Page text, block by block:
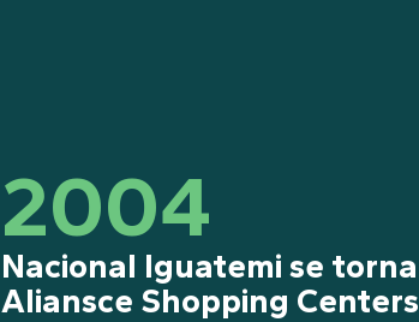
2004
Nacional Iguatemi se torna
Aliansce Shopping Centers